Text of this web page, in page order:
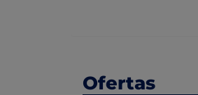
Ofertas